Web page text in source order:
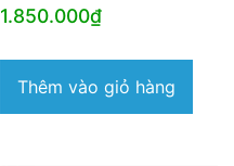
1.850.000₫
Thêm vào giỏ hàng